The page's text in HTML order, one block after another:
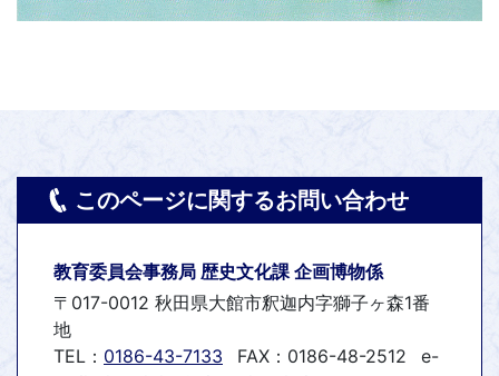
このページに関するお問い合わせ
教育委員会事務局 歴史文化課 企画博物係
〒017-0012 秋田県大館市釈迦内字獅子ヶ森1番
地
TEL： 0186-43-7133 FAX：0186-48-2512
e-